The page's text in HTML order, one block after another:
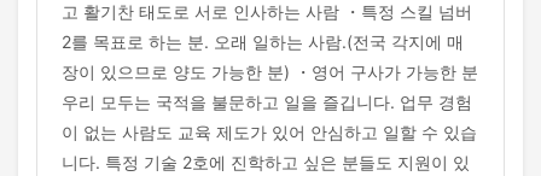
고 활기찬 태도로 서로 인사하는 사람 ・특정 스킬 넘버
2를 목표로 하는 분. 오래 일하는 사람.(전국 각지에 매
장이 있으므로 양도 가능한 분) ・영어 구사가 가능한 분
우리 모두는 국적을 불문하고 일을 즐깁니다. 업무 경험
이 없는 사람도 교육 제도가 있어 안심하고 일할 수 있습
니다. 특정 기술 2호에 진학하고 싶은 분들도 지원이 있